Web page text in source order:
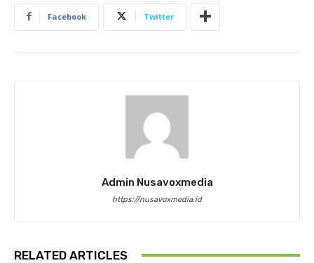
Facebook Twitter
Admin Nusavoxmedia
https://nusavoxmedia.id
RELATED ARTICLES